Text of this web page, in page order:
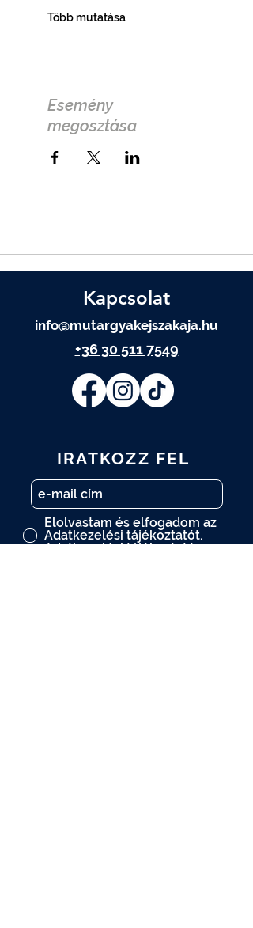
Több mutatása
Esemény
megosztása
Kapcsolat
info@mutargyakejszakaja.hu
+36 30 511 7549
IRATKOZZ FEL
Elolvastam és elfogadom az
Adatkezelési tájékoztatót.
Adatkezelési tájékoztató